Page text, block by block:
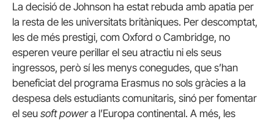
La decisió de Johnson ha estat rebuda amb apatia per
la resta de les universitats britàniques. Per descomptat,
les de més prestigi, com Oxford o Cambridge, no
esperen veure perillar el seu atractiu ni els seus
ingressos, però sí les menys conegudes, que s’han
beneficiat del programa Erasmus no sols gràcies a la
despesa dels estudiants comunitaris, sinó per fomentar
el seu soft powera l’Europa continental. A més, les